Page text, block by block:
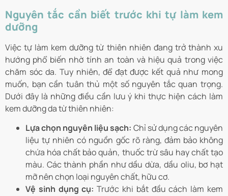
Nguyên tắc cần biết trước khi tự làm kem
dưỡng
Việc tự làm kem dưỡng từ thiên nhiên đang trở thành xu
hướng phổ biến nhờ tính an toàn và hiệu quả trong việc
chăm sóc da. Tuy nhiên, để đạt được kết quả như mong
muốn, bạn cần tuân thủ một số nguyên tắc quan trọng.
Dưới đây là những điều cần lưu ý khi thực hiện cách làm
kem dưỡng da từ thiên nhiên:
Lựa chọn nguyên liệu sạch: Chỉ sử dụng các nguyên
liệu tự nhiên có nguồn gốc rõ ràng, đảm bảo không
chứa hóa chất bảo quản, thuốc trừ sâu hay chất tạo
màu. Các thành phần như dầu dừa, dầu oliu, bơ hạt
mỡ nên chọn loại nguyên chất, hữu cơ.
Vệ sinh dụng cụ:Trước khi bắt đầu cách làm kem